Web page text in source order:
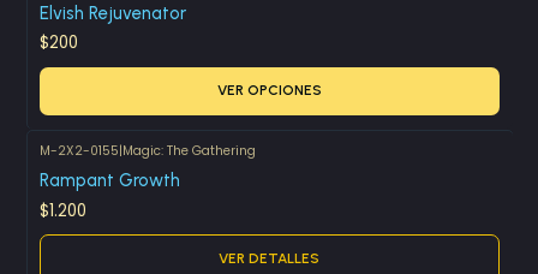
Elvish Rejuvenator
$200
VER OPCIONES
Agotado
M-2X2-0155|Magic: The Gathering
Rampant Growth
$1.200
VER DETALLES